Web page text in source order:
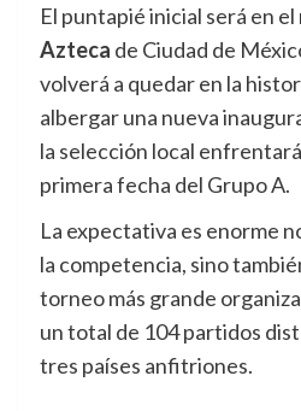
El puntapié inicial será en
Azteca de Ciudad de
volverá a quedar en la
albergar una nueva
la selección local
primera fecha del Grupo A.
La expectativa es enorme
la competencia, sino
torneo más grande
un total de 104 partidos
tres países anfitriones.